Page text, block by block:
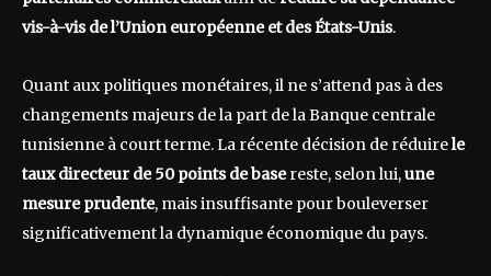
vis-à-vis de l’Union européenne et des États-Unis.
Quant aux politiques monétaires, il ne s’attend pas à des
changements majeurs de la part de la Banque centrale
tunisienne à court terme. La récente décision de réduirele
taux directeur de 50 points de basereste, selon lui,une
mesure prudente, mais insuffisante pour bouleverser
significativement la dynamique économique du pays.